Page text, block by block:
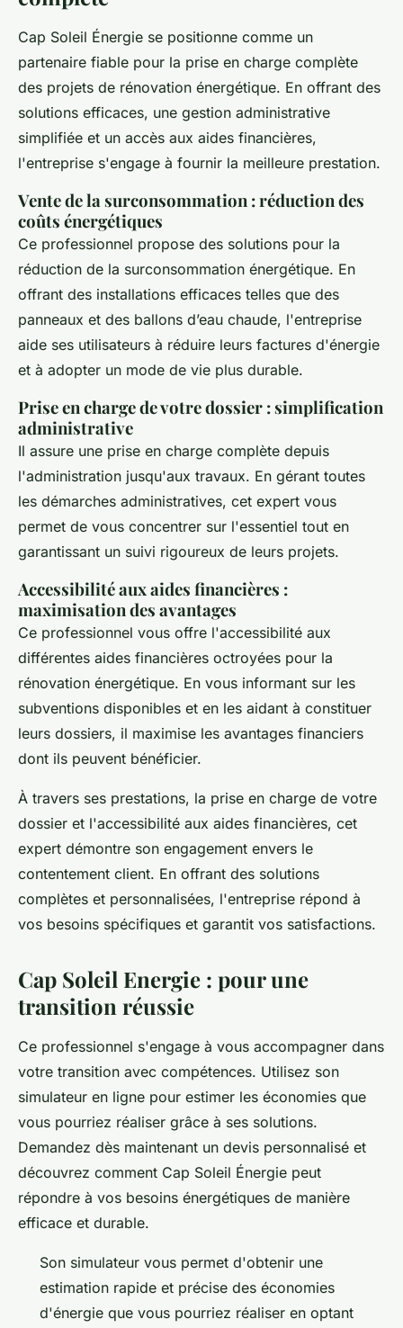
Cap Soleil Énergie se positionne comme un
partenaire fiable pour la prise en charge complète
des projets de rénovation énergétique. En offrant des
solutions efficaces, une gestion administrative
simplifiée et un accès aux aides financières,
l'entreprise s'engage à fournir la meilleure prestation.
Vente de la surconsommation : réduction des
coûts énergétiques
Ce professionnel propose des solutions pour la
réduction de la surconsommation énergétique. En
offrant des installations efficaces telles que des
panneaux et des ballons d’eau chaude, l'entreprise
aide ses utilisateurs à réduire leurs factures d'énergie
et à adopter un mode de vie plus durable.
Prise en charge de votre dossier : simplification
administrative
Il assure une prise en charge complète depuis
l'administration jusqu'aux travaux. En gérant toutes
les démarches administratives, cet expert vous
permet de vous concentrer sur l'essentiel tout en
garantissant un suivi rigoureux de leurs projets.
Accessibilité aux aides financières :
maximisation des avantages
Ce professionnel vous offre l'accessibilité aux
différentes aides financières octroyées pour la
rénovation énergétique. En vous informant sur les
subventions disponibles et en les aidant à constituer
leurs dossiers, il maximise les avantages financiers
dont ils peuvent bénéficier.
À travers ses prestations, la prise en charge de votre
dossier et l'accessibilité aux aides financières, cet
expert démontre son engagement envers le
contentement client. En offrant des solutions
complètes et personnalisées, l'entreprise répond à
vos besoins spécifiques et garantit vos satisfactions.
Cap Soleil Energie : pour une
transition réussie
Ce professionnel s'engage à vous accompagner dans
votre transition avec compétences. Utilisez son
simulateur en ligne pour estimer les économies que
vous pourriez réaliser grâce à ses solutions.
Demandez dès maintenant un devis personnalisé et
découvrez comment Cap Soleil Énergie peut
répondre à vos besoins énergétiques de manière
efficace et durable.
Son simulateur vous permet d'obtenir une
estimation rapide et précise des économies
d'énergie que vous pourriez réaliser en optant